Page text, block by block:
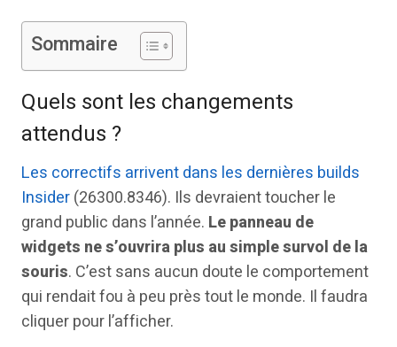
Sommaire
Quels sont les changements
attendus ?
Les correctifs arrivent dans les dernières builds
Insider(26300.8346). Ils devraient toucher le
grand public dans l’année. Le panneau de
widgets ne s’ouvrira plus au simple survol de la
souris. C’est sans aucun doute le comportement
qui rendait fou à peu près tout le monde. Il faudra
cliquer pour l’afficher.